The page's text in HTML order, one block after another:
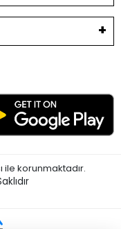
ile korunmaktadır.